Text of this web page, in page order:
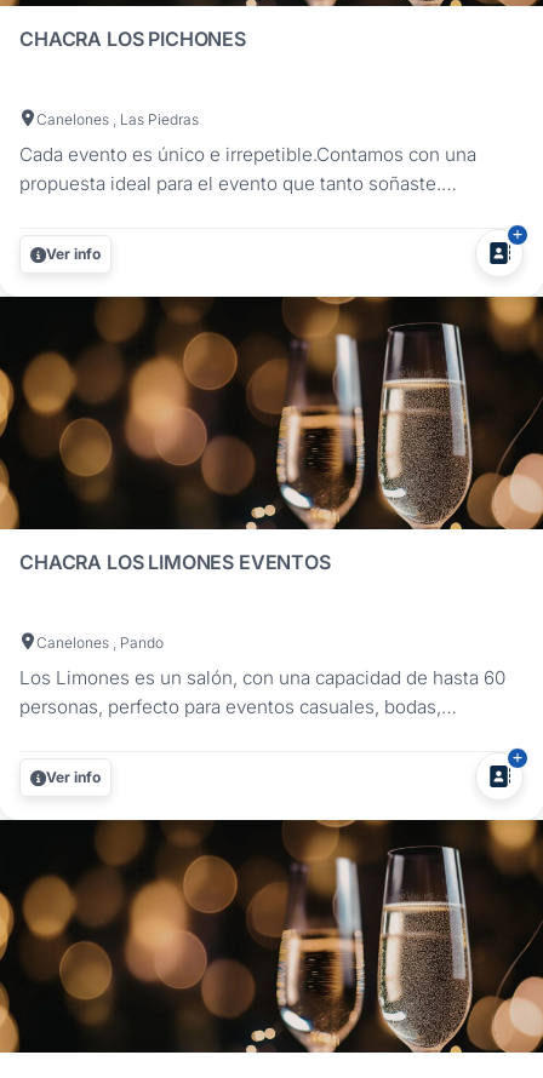
CHACRA LOS PICHONES
Canelones , Las Piedras
Cada evento es único e irrepetible.Contamos con una
propuesta ideal para el evento que tanto soñaste.
general¡Festejá de la mejor manera sin tener que
preocuparte por nada! ¡Vení a conocernos!...
Ver info
CHACRA LOS LIMONES EVENTOS
Canelones , Pando
Los Limones es un salón, con una capacidad de hasta 60
personas, perfecto para eventos casuales, bodas,
noche soñada está aquí, nuestro personal altamente
capacitado le brindará todo lo necesario para que pueda
disfrutar de su evento sin...
Ver info